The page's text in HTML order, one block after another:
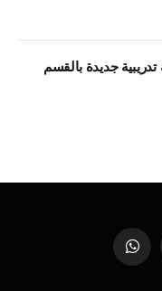
جديدة بالقسم
واتساب